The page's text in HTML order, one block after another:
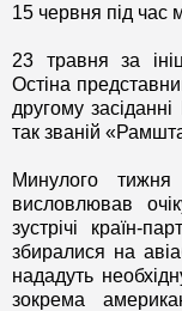
15 червня під час
23 травня за
Остіна
другому
так званій
Минулого тижня
висловлював
зустрічі країн-
збиралися на
нададуть
зокрема